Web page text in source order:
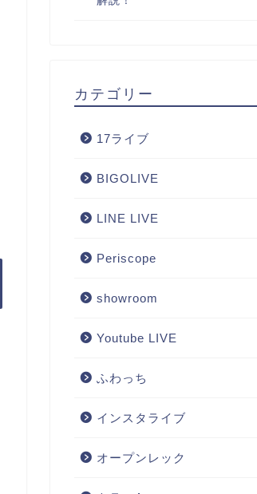
カテゴリー
17ライブ
BIGOLIVE
LINE LIVE
Periscope
showroom
Youtube LIVE
ふわっち
インスタライブ
オープンレック